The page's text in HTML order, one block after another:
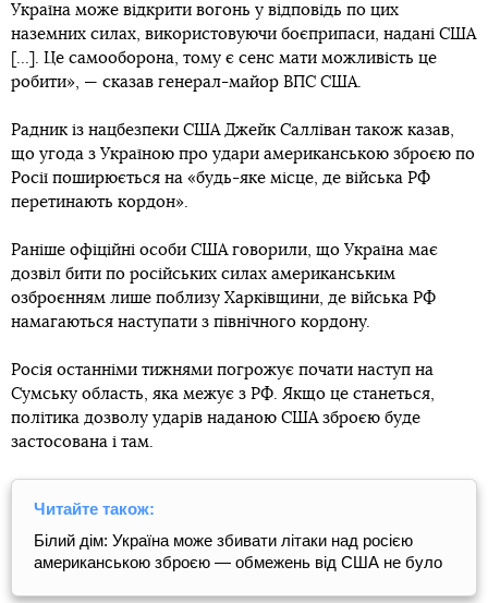
Україна може відкрити вогонь у відповідь по цих
наземних силах, використовуючи боєприпаси, надані США
[...]. Це самооборона, тому є сенс мати можливість це
робити», — сказав генерал-майор ВПС США.
Радник із нацбезпеки США Джейк Салліван також казав,
що угода з Україною про удари американською зброєю по
Росії поширюється на «будь-яке місце, де війська РФ
перетинають кордон».
Раніше офіційні особи США говорили, що Україна має
дозвіл бити по російських силах американським
озброєнням лише поблизу Харківщини, де війська РФ
намагаються наступати з північного кордону.
Росія останніми тижнями погрожує почати наступ на
Сумську область, яка межує з РФ. Якщо це станеться,
політика дозволу ударів наданою США зброєю буде
застосована і там.
Читайте також:
Білий дім: Україна може збивати літаки над росією
американською зброєю — обмежень від США не було